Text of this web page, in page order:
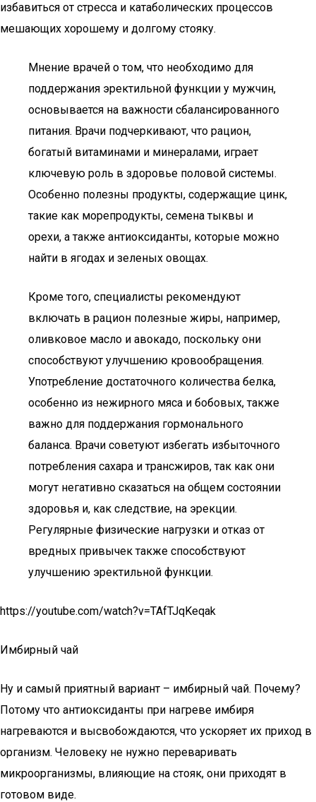
избавиться от стресса и катаболических процессов
мешающих хорошему и долгому стояку.
Мнение врачей о том, что необходимо для
поддержания эректильной функции у мужчин,
основывается на важности сбалансированного
питания. Врачи подчеркивают, что рацион,
богатый витаминами и минералами, играет
ключевую роль в здоровье половой системы.
Особенно полезны продукты, содержащие цинк,
такие как морепродукты, семена тыквы и
орехи, а также антиоксиданты, которые можно
найти в ягодах и зеленых овощах.
Кроме того, специалисты рекомендуют
включать в рацион полезные жиры, например,
оливковое масло и авокадо, поскольку они
способствуют улучшению кровообращения.
Употребление достаточного количества белка,
особенно из нежирного мяса и бобовых, также
важно для поддержания гормонального
баланса. Врачи советуют избегать избыточного
потребления сахара и трансжиров, так как они
могут негативно сказаться на общем состоянии
здоровья и, как следствие, на эрекции.
Регулярные физические нагрузки и отказ от
вредных привычек также способствуют
улучшению эректильной функции.
https://youtube.com/watch?v=TAfTJqKeqak
Имбирный чай
Ну и самый приятный вариант – имбирный чай. Почему?
Потому что антиоксиданты при нагреве имбиря
нагреваются и высвобождаются, что ускоряет их приход в
организм. Человеку не нужно переваривать
микроорганизмы, влияющие на стояк, они приходят в
готовом виде.